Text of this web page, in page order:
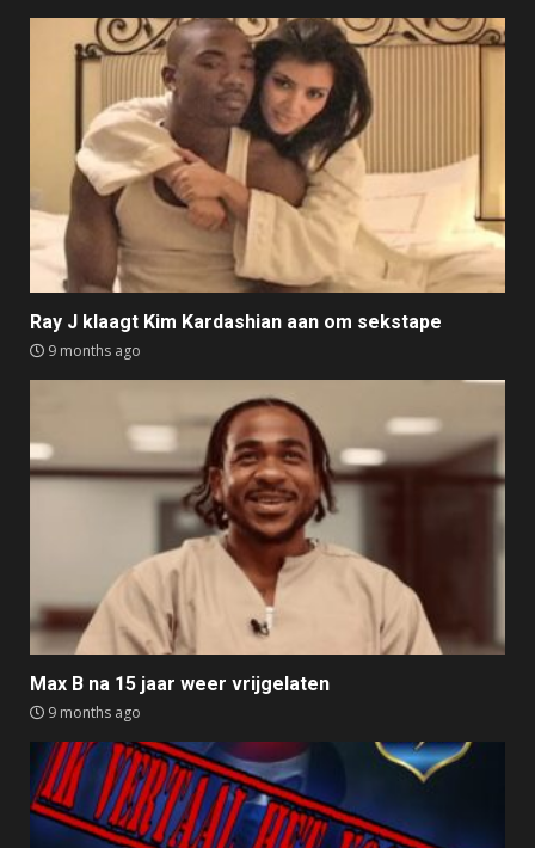
Ray J klaagt Kim Kardashian aan om sekstape
9 months ago
Max B na 15 jaar weer vrijgelaten
9 months ago